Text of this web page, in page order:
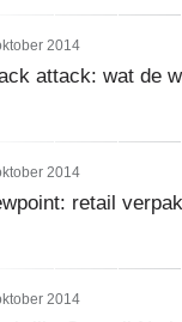
2014
attack: wat de
2014
retail
2014